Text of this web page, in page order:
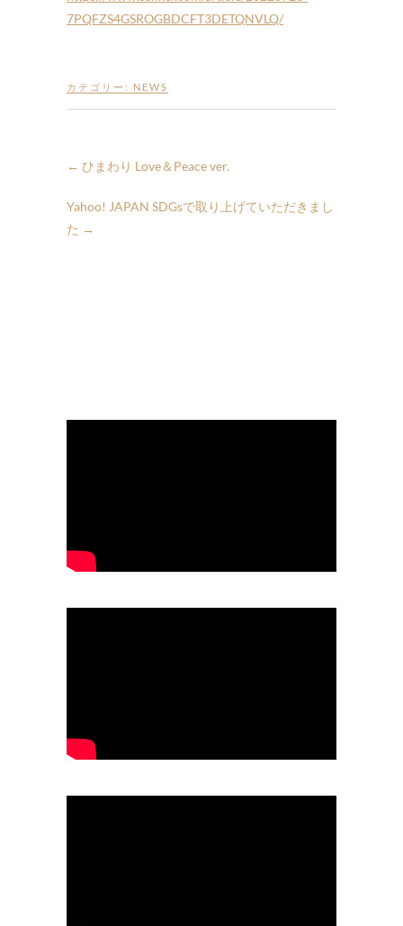
7PQFZS4GSROGBDCFT3DETQNVLQ/
カテゴリー: NEWS
← ひまわり Love＆Peace ver.
Yahoo! JAPAN SDGsで取り上げていただきまし
た →